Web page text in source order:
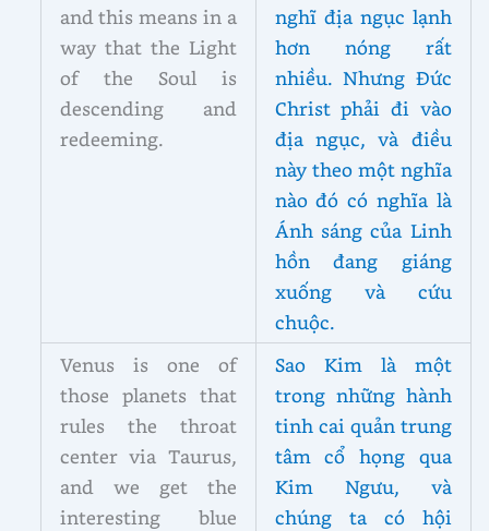
and this means in a
way that the Light
of the Soul is
descending and
redeeming.
nghĩ địa ngục lạnh
hơn nóng rất
nhiều. Nhưng Đức
Christ phải đi vào
địa ngục, và điều
này theo một nghĩa
nào đó có nghĩa là
Ánh sáng của Linh
hồn đang giáng
xuống và cứu
chuộc.
Venus is one of
those planets that
rules the throat
center via Taurus,
and we get the
interesting blue
Sao Kim là một
trong những hành
tinh cai quản trung
tâm cổ họng qua
Kim Ngưu, và
chúng ta có hội